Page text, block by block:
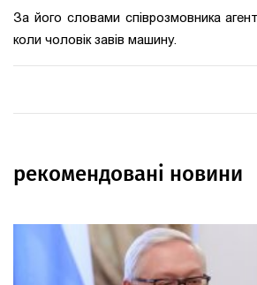
За його словами співрозмовника
коли чоловік завів машину.
рекомендовані новини